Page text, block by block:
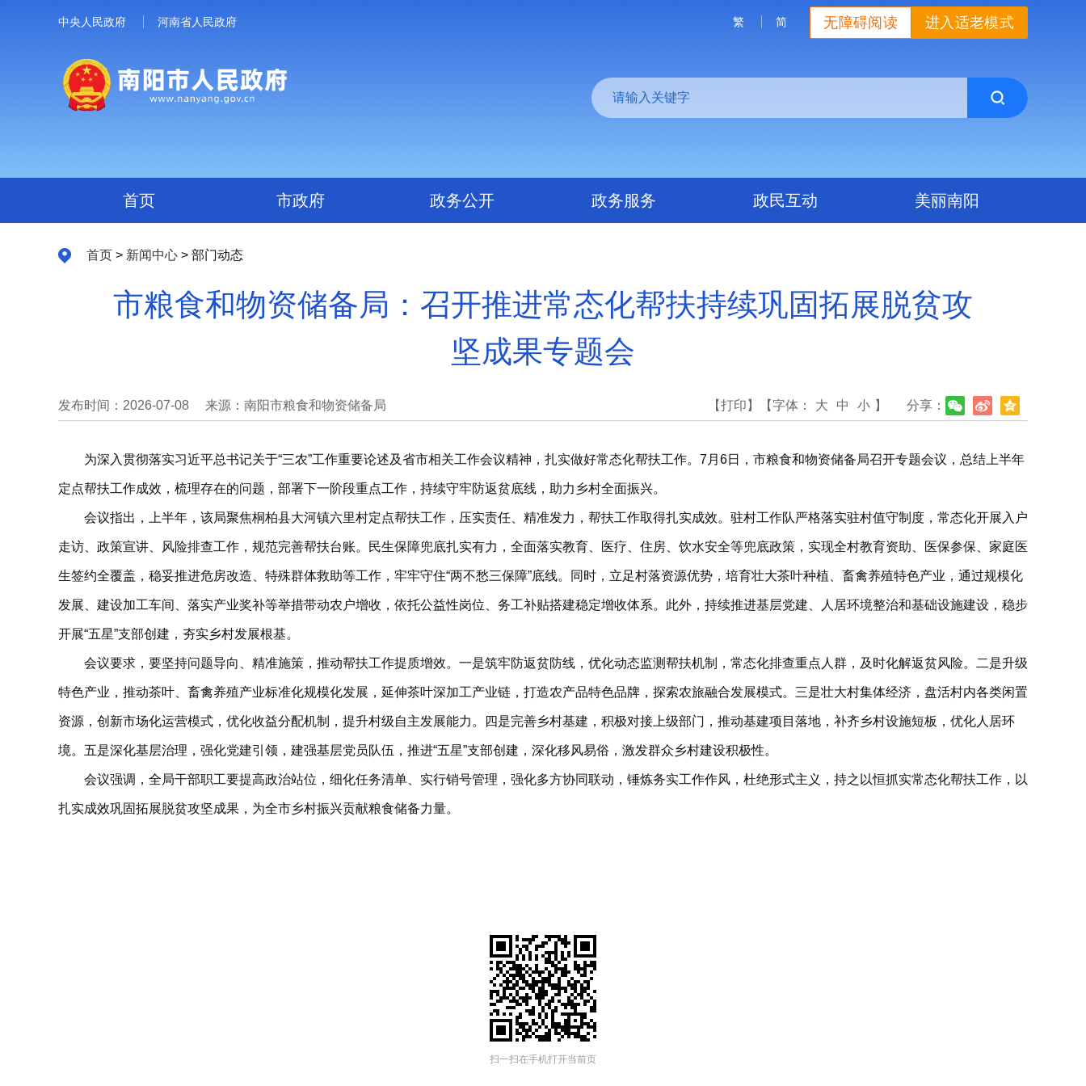
中央人民政府 河南省人民政府 进入适老模式
无障碍阅读
繁 简
首页 市政府 政务公开 政务服务 政民互动 美丽南阳
首页 > 新闻中心 > 部门动态
市粮食和物资储备局：召开推进常态化帮扶持续巩固拓展脱贫攻
坚成果专题会
发布时间：2026-07-08 来源：南阳市粮食和物资储备局 分享：
【打印】 【字体： 大 中 小 】
为深入贯彻落实习近平总书记关于“三农”工作重要论述及省市相关工作会议精神，扎实做好常态化帮扶工作。7月6日，市粮食和物资储备局召开专题会议，总结上半年
定点帮扶工作成效，梳理存在的问题，部署下一阶段重点工作，持续守牢防返贫底线，助力乡村全面振兴。
会议指出，上半年，该局聚焦桐柏县大河镇六里村定点帮扶工作，压实责任、精准发力，帮扶工作取得扎实成效。驻村工作队严格落实驻村值守制度，常态化开展入户
走访、政策宣讲、风险排查工作，规范完善帮扶台账。民生保障兜底扎实有力，全面落实教育、医疗、住房、饮水安全等兜底政策，实现全村教育资助、医保参保、家庭医
生签约全覆盖，稳妥推进危房改造、特殊群体救助等工作，牢牢守住“两不愁三保障”底线。同时，立足村落资源优势，培育壮大茶叶种植、畜禽养殖特色产业，通过规模化
发展、建设加工车间、落实产业奖补等举措带动农户增收，依托公益性岗位、务工补贴搭建稳定增收体系。此外，持续推进基层党建、人居环境整治和基础设施建设，稳步
开展“五星”支部创建，夯实乡村发展根基。
会议要求，要坚持问题导向、精准施策，推动帮扶工作提质增效。一是筑牢防返贫防线，优化动态监测帮扶机制，常态化排查重点人群，及时化解返贫风险。二是升级
特色产业，推动茶叶、畜禽养殖产业标准化规模化发展，延伸茶叶深加工产业链，打造农产品特色品牌，探索农旅融合发展模式。三是壮大村集体经济，盘活村内各类闲置
资源，创新市场化运营模式，优化收益分配机制，提升村级自主发展能力。四是完善乡村基建，积极对接上级部门，推动基建项目落地，补齐乡村设施短板，优化人居环
境。五是深化基层治理，强化党建引领，建强基层党员队伍，推进“五星”支部创建，深化移风易俗，激发群众乡村建设积极性。
会议强调，全局干部职工要提高政治站位，细化任务清单、实行销号管理，强化多方协同联动，锤炼务实工作作风，杜绝形式主义，持之以恒抓实常态化帮扶工作，以
扎实成效巩固拓展脱贫攻坚成果，为全市乡村振兴贡献粮食储备力量。
扫一扫在手机打开当前页